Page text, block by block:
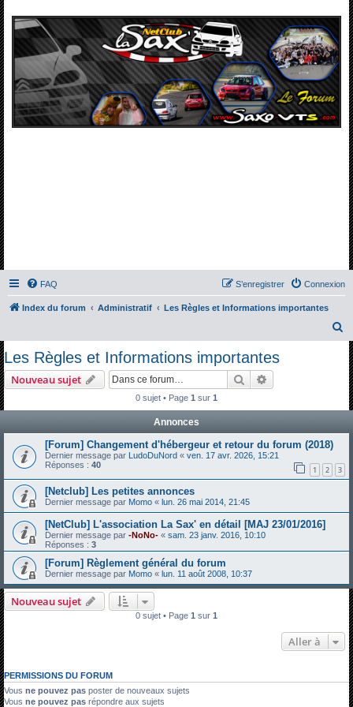
FAQ Connexion
S’enregistrer
Index du forum Administratif
Les Règles et Informations importantes
e
Les Règles et Informations importantes
Nouveau sujet RechercherRecherche
0 sujet • Page 1 sur 1
Annonces
[Forum] Changement d'hébergeur et retour du forum (2018)
Dernier message par LudoDuNord « ven. 17 avr. 2026, 15:21
Réponses : 40 1 2 3
[Netclub] Les petites annonces
Dernier message par Momo « lun. 26 mai 2014, 21:45
[NetClub] L'association La Sax' en détail [MAJ 23/01/2016]
Dernier message par -NoNo- « sam. 23 janv. 2016, 10:10
Réponses : 3
[Forum] Règlement général du forum
Dernier message par Momo « lun. 11 août 2008, 10:37
Nouveau sujet
0 sujet • Page 1 sur 1
Aller à
PERMISSIONS DU FORUM
Vous ne pouvez pas poster de nouveaux sujets
Vous ne pouvez pas répondre aux sujets